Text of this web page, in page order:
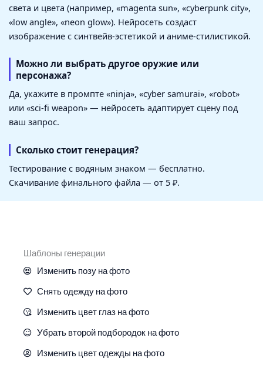
света и цвета (например, «magenta sun», «cyberpunk city»,
«low angle», «neon glow»). Нейросеть создаст
изображение с синтвейв-эстетикой и аниме-стилистикой.
Можно ли выбрать другое оружие или
персонажа?
Да, укажите в промпте «ninja», «cyber samurai», «robot»
или «sci-fi weapon» — нейросеть адаптирует сцену под
ваш запрос.
Сколько стоит генерация?
Тестирование с водяным знаком — бесплатно.
Скачивание финального файла — от 5 ₽.
Шаблоны генерации
Изменить позу на фото
Снять одежду на фото
Изменить цвет глаз на фото
Убрать второй подбородок на фото
Изменить цвет одежды на фото